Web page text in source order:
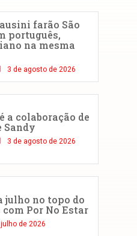
farão São
português,
na mesma
3 de agosto de 2026
a colaboração de
Sandy
3 de agosto de 2026
julho no topo do
Por No Estar
de 2026